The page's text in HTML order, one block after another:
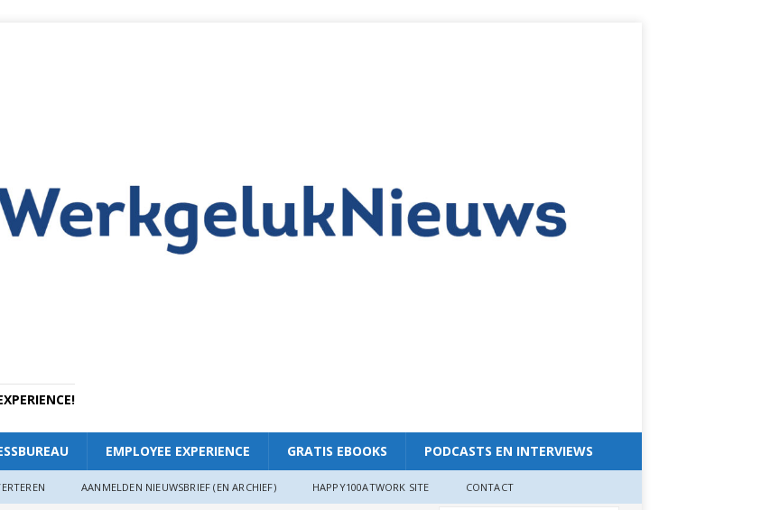
EMPLOYEE EXPERIENCE GRATIS EBOOKS PODCASTS EN INTERVIEWS
AANMELDEN NIEUWSBRIEF (EN ARCHIEF) HAPPY100ATWORK SITE CONTACT